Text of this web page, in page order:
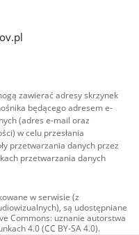
zawierać adresy skrzynek
będącego adresem e-
(adres e-mail oraz
w celu przesłania
przetwarzania danych przez
przetwarzania danych
w serwisie (z
są udostępniane
Commons: uznanie autorstwa
4.0 (CC BY-SA 4.0).